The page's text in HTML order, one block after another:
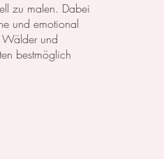
zu malen. Dabei
und emotional
Wälder und
bestmöglich
Außerdem